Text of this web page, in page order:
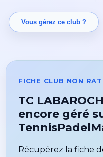
Vous gérez ce club ?
FICHE CLUB NON
TC
encore géré
Récupérez la fiche